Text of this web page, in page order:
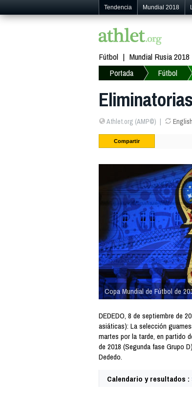
Tendencia Mundial 2018
Fútbol Mundial Rusia 2018
Portada
Fútbol
Athlet.org (AMP©) English
Compartir
Copa Mundial de Fútbol de
DEDEDO, 8 de septiembre de
asiáticas): La selección
martes por la tarde, en partido
de 2018 (Segunda fase Grupo
Dededo.
Calendario y resultados :